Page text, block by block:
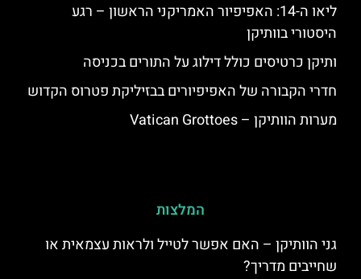
ליאו ה-14: האפיפיור האמריקני הראשון – רגע
היסטורי בוותיקן
ותיקן כרטיסים כולל דילוג על התורים בכניסה
חדרי הקבורה של האפיפיורים בבזיליקת פטרוס הקדוש
מערות הוותיקן – Vatican Grottoes
המלצות
גני הוותיקן – האם אפשר לטייל ולראות עצמאית או
שחייבים מדריך?